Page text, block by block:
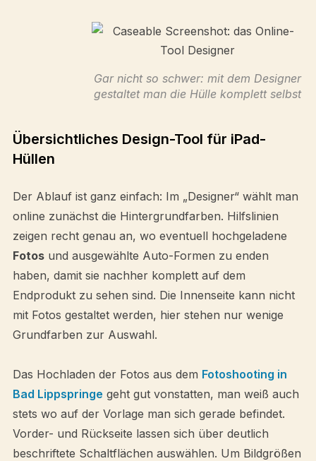
Gar nicht so schwer: mit dem Designer
gestaltet man die Hülle komplett selbst
Übersichtliches Design-Tool für iPad-
Hüllen
Der Ablauf ist ganz einfach: Im „Designer“ wählt man
online zunächst die Hintergrundfarben. Hilfslinien
zeigen recht genau an, wo eventuell hochgeladene
Fotosund ausgewählte Auto-Formen zu enden
haben, damit sie nachher komplett auf dem
Endprodukt zu sehen sind. Die Innenseite kann nicht
mit Fotos gestaltet werden, hier stehen nur wenige
Grundfarben zur Auswahl.
Das Hochladen der Fotos aus dem Fotoshooting in
Bad Lippspringe geht gut vonstatten, man weiß auch
stets wo auf der Vorlage man sich gerade befindet.
Vorder- und Rückseite lassen sich über deutlich
beschriftete Schaltflächen auswählen. Um Bildgrößen